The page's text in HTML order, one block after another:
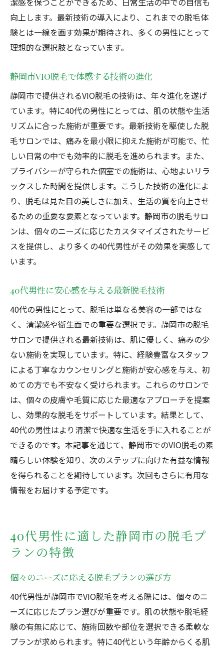
向上します。最新技術の導入により、これまでの脱毛体
験とは一線を画す効果が期待され、多くの男性にとって
理想的な選択肢となっています。
静岡市VIO脱毛で体感する技術の進化
静岡市で提供されるVIO脱毛の技術は、年々進化を遂げ
ています。特に40代の男性にとっては、肌の状態や生活
リズムに合った施術が重要です。最新技術を駆使した脱
毛サロンでは、痛みを最小限に抑えた施術が可能で、忙
しい日常の中でも効率的に脱毛を進められます。また、
プライバシーが守られた個室での施術は、心地よいリラ
ックスした時間を提供します。こうした技術の進化によ
り、脱毛は見た目の美しさに加え、生活の質を向上させ
るための重要な要素となっています。静岡市の脱毛サロ
ンは、個々のニーズに応じたカスタマイズされたサービ
スを提供し、より多くの40代男性がその効果を実感して
います。
40代男性に安心感を与える最新脱毛技術
40代の男性にとって、脱毛は単なる美容の一部ではな
く、清潔感や衛生面での重要な選択です。静岡市の脱毛
サロンで提供される最新技術は、肌に優しく、痛みの少
ない施術を実現しています。特に、経験豊富なスタッフ
による丁寧なカウンセリングと施術が安心感を与え、初
めての方でも不安なく受けられます。これらのサロンで
は、個々の皮膚や毛質に応じた最適なアプローチを提案
し、効果的な脱毛をサポートしています。結果として、
40代の男性はより清潔で快適な生活を手に入れることが
できるのです。本記事を通じて、静岡市でのVIO脱毛の素
晴らしい体験を知り、次のステップに向けた有益な情報
を得られることを期待しています。次回もさらに有用な
情報をお届けする予定です。
40代男性に適した静岡市の脱毛プ
ランの特徴
個々のニーズに応える脱毛プランの選び方
40代男性が静岡市でVIO脱毛を考える際には、個々のニ
ーズに応じたプラン選びが重要です。肌の状態や脱毛経
験の有無に応じて、施術回数や部位を選択できる柔軟な
プランが求められます。特に40代という年齢からくる肌